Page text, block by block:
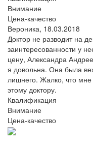
Внимание
Цена-качество
Вероника, 18.03.2018
Доктор не разводит на
заинтересованности у
цену, Александра
я довольна. Она была
лишнего. Жалко, что мне
этому доктору.
Квалификация
Внимание
Цена-качество